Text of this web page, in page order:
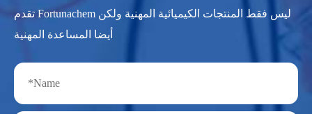
تقدم Fortunachem ليس فقط المنتجات الكيميائية المهنية ولكن
أيضا المساعدة المهنية